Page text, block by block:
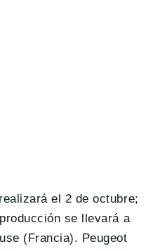
el 2 de octubre;
se llevará a
(Francia). Peugeot